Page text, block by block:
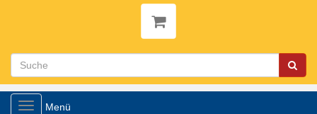
ToggleMenü